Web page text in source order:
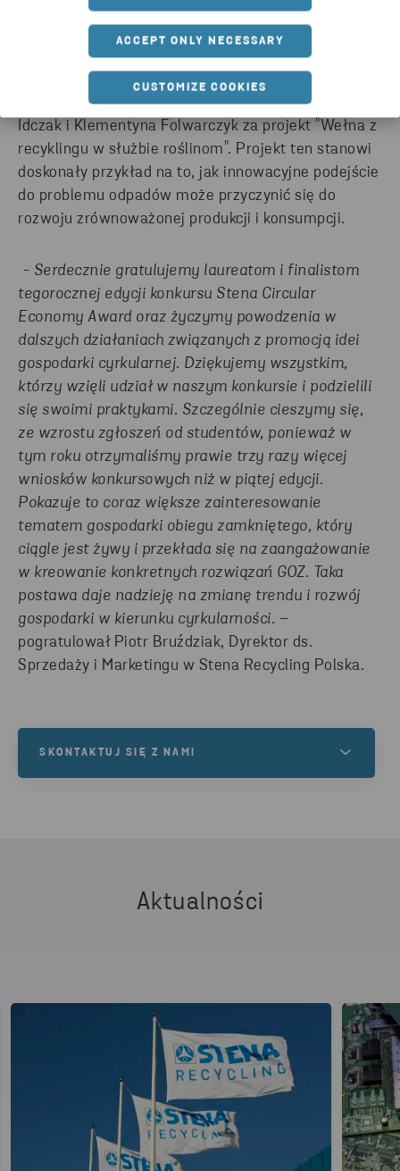
ACCEPT ONLY NECESSARY
CUSTOMIZE COOKIES
detergentów. Każde z tych przedsięwzięć wykazało
się nowatorskimi rozwiązaniami w dziedzinie
gospodarki cyrkularnej.
W kategorii:Student, nagrodę otrzymały Marlena
Idczak i Klementyna Folwarczyk za projekt "Wełna z
recyklingu w służbie roślinom". Projekt ten stanowi
doskonały przykład na to, jak innowacyjne podejście
do problemu odpadów może przyczynić się do
rozwoju zrównoważonej produkcji i konsumpcji.
- Serdecznie gratulujemy laureatom i finalistom
tegorocznej edycji konkursu Stena Circular
Economy Award oraz życzymy powodzenia w
dalszych działaniach związanych z promocją idei
gospodarki cyrkularnej. Dziękujemy wszystkim,
którzy wzięli udział w naszym konkursie i podzielili
się swoimi praktykami. Szczególnie cieszymy się,
ze wzrostu zgłoszeń od studentów, ponieważ w
tym roku otrzymaliśmy prawie trzy razy więcej
wniosków konkursowych niż w piątej edycji.
Pokazuje to coraz większe zainteresowanie
tematem gospodarki obiegu zamkniętego, który
ciągle jest żywy i przekłada się na zaangażowanie
w kreowanie konkretnych rozwiązań GOZ. Taka
postawa daje nadzieję na zmianę trendu i rozwój
gospodarki w kierunku cyrkularności. –
pogratulował Piotr Bruździak, Dyrektor ds.
Sprzedaży i Marketingu w Stena Recycling Polska.
SKONTAKTUJ SIĘ Z NAMI
Aktualności